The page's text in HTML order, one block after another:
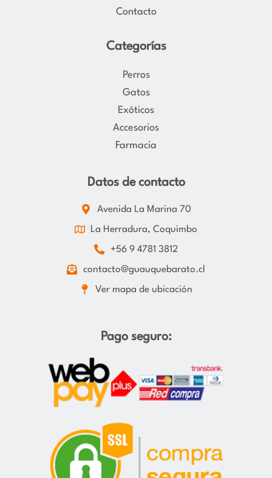
Contacto
Categorías
Perros
Gatos
Exóticos
Accesorios
Farmacia
Datos de contacto
Avenida La Marina 70
La Herradura, Coquimbo
+56 9 4781 3812
contacto@guauquebarato.cl
Ver mapa de ubicación
Pago seguro: